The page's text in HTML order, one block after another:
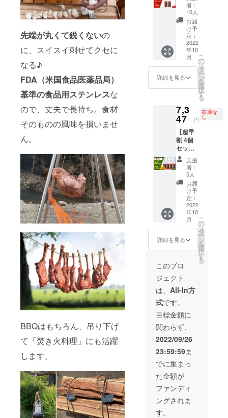
先端が丸くて鋭くないの
に、スイスイ刺せてクセに
なる♪
FDA（米国食品医薬品局）
基準の食品用ステンレスな
ので、丈夫で長持ち。食材
そのものの風味を損いませ
ん。
BBQはもちろん、吊り下げ
て「焚き火料理」にも活躍
します。
価格
（消費
税込）
2,499円
（1個あ
たりの
価格）
となり
※ 割引
率は販
送料を
含む合
計金額
に対す
るもの
です。
ご了承
くださ
い。 ※
注文状
況、使
用部材
の供給
状況、
製造工
程上、
り、出
荷時期
が遅れ
る場合
があり
ます。
※一般販
売予定
価格
（消費
税込）
2,499円
（1個あ
たりの
価格）
ます。
※ 割引
売予定
価格に
送料を
含む合
に対す
るもの
です。
33％OF
F＋送
料・梱
包料等
1200円
＝割引
後価格
（消費
税・送
※BBQ
施設・
飲食店
経営者
の方向
けに大
変お得
なセッ
トで
す。一
般の方
もご購
入いた
だけま
す。
※11月中
にお届
ン・仕
更にな
る可能
性もご
ざいま
すので
ご了承
くださ
い。 ※
況、使
用部材
の供給
状況、
製造工
程上、
国際情
配
送）】
21％OF
5,548円
⇒4,498
円 ■内
容 FIRE
WIRE 2
個（1個
2本入）
一般販
価格
4,998円
（2,499
円×2）
の
21％OF
F＋送
料・梱
包料等
550円＝
割引後
価格
（消費
税・送
料込）
4,498円
※10月中
※デザイ
ン・仕
様は変
更にな
る可能
性もご
ざいま
すので
ご了承
くださ
い。 ※
注文状
況、使
用部材
の供給
状況、
製造工
程上、
者：
10人
お届
け予
定：
2022
年10
月
詳細を見る
こ
の
リ
タ
ー
ン
を
選
択
す
る
7,3
47 円
在庫な
し
【超早
割 4個
セット
（先行
配
送）】
32％OF
10,546
⇒7,347
円 ■内
容 FIRE
WIRE 4
個（1個
2本入）
一般販
売予定
価格
9,996円
（2,499
円×4）
の
32％OF
F＋送
料・梱
包料等
550円＝
割引後
価格
（消費
税・送
料込）
7,347円
支援
者：
5人
お届
け予
定：
2022
年10
月
詳細を見る
こ
の
リ
タ
ー
ン
を
選
択
す
る
このプロ
ジェクト
は、 All-In方
式です。
目標金額に
関わらず、
2022/09/26
23:59:59ま
でに集まっ
た金額が
ファンディ
ングされま
す。